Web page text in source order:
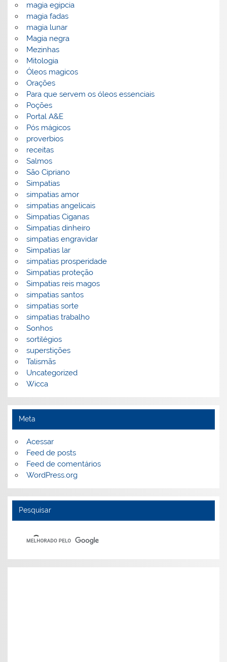
magia egipcia
magia fadas
magia lunar
Magia negra
Mezinhas
Mitologia
Óleos magicos
Orações
Para que servem os óleos essenciais
Poções
Portal A&E
Pós mágicos
proverbios
receitas
Salmos
São Cipriano
Simpatias
simpatias amor
simpatias angelicais
Simpatias Ciganas
Simpatias dinheiro
simpatias engravidar
Simpatias lar
simpatias prosperidade
Simpatias proteção
Simpatias reis magos
simpatias santos
simpatias sorte
simpatias trabalho
Sonhos
sortilégios
superstições
Talismãs
Uncategorized
Wicca
Meta
Acessar
Feed de posts
Feed de comentários
WordPress.org
Pesquisar